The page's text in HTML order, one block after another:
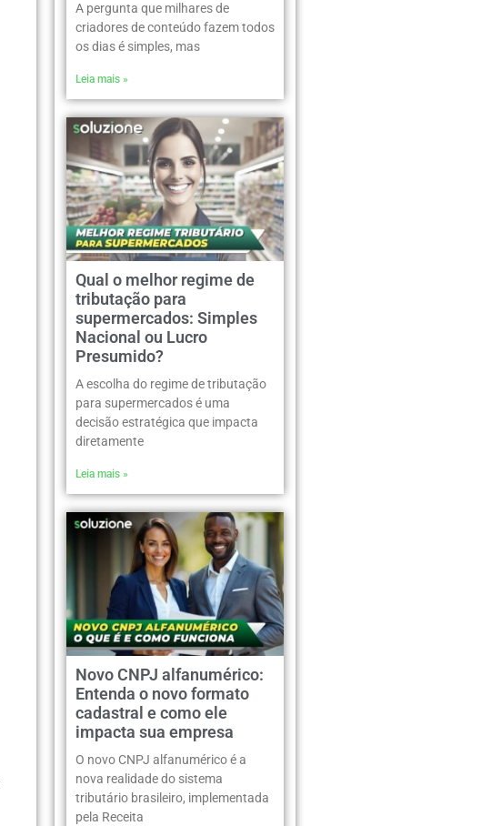
A pergunta que milhares de
criadores de conteúdo fazem todos
os dias é simples, mas
Leia mais »
Qual o melhor regime de
tributação para
supermercados: Simples
Nacional ou Lucro
Presumido?
A escolha do regime de tributação
para supermercados é uma
decisão estratégica que impacta
diretamente
Leia mais »
Novo CNPJ alfanumérico:
Entenda o novo formato
cadastral e como ele
impacta sua empresa
O novo CNPJ alfanumérico é a
nova realidade do sistema
tributário brasileiro, implementada
pela Receita